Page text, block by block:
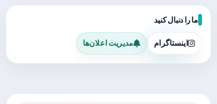
ما را دنبال کنید
اینستاگرام مدیریت اعلان‌ها